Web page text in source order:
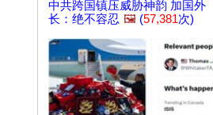
中共跨国镇压威胁神韵 加国外
长：绝不容忍 🖼️ (57,381次)